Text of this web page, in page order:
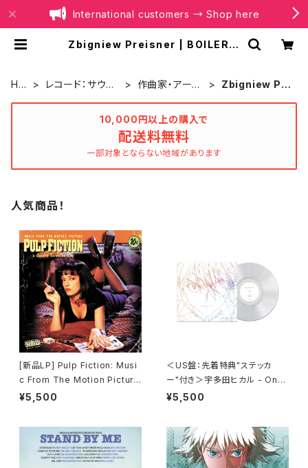
International customers → Shop here
Zbigniew Preisner | BOILER R
HO
レコード：サウン
作曲家・アーテ
Zbigniew Pr
10,000円以上の購入で
配送料無料
一部対象とならない地域があります
人気商品！
[新品LP] Pulp Fiction: Musi
c From The Motion Picture
(180g) / パルプ・フィクション
¥5,500
＜US盤：先着特典"ステッカ
ー"付き＞宇多田ヒカル - One
Last Kiss (US Clear Vinyl)
¥5,500